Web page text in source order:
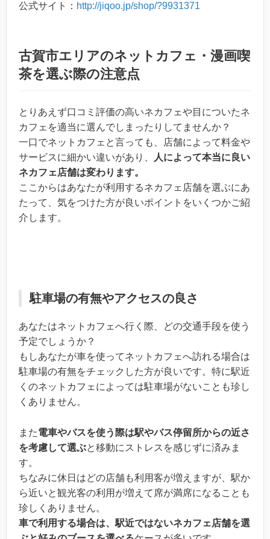
公式サイト： http://jiqoo.jp/shop/?9931371
古賀市エリアのネットカフェ・漫画喫
茶を選ぶ際の注意点
とりあえず口コミ評価の高いネカフェや目についたネ
カフェを適当に選んでしまったりしてませんか？
一口でネットカフェと言っても、店舗によって料金や
サービスに細かい違いがあり、
人によって本当に良い
ネカフェ店舗は変わります。
ここからはあなたが利用するネカフェ店舗を選ぶにあ
たって、気をつけた方が良いポイントをいくつかご紹
介します。
駐車場の有無やアクセスの良さ
あなたはネットカフェへ行く際、どの交通手段を使う
予定でしょうか？
もしあなたが車を使ってネットカフェへ訪れる場合は
駐車場の有無をチェックした方が良いです。特に駅近
くのネットカフェによっては駐車場がないことも珍し
くありません。
また電車やバスを使う際は駅やバス停留所からの近さ
を考慮して選ぶと移動にストレスを感じずに済みま
す。
ちなみに休日はどの店舗も利用客が増えますが、駅か
ら近いと観光客の利用が増えて席が満席になることも
珍しくありません。
車で利用する場合は、駅近ではないネカフェ店舗を選